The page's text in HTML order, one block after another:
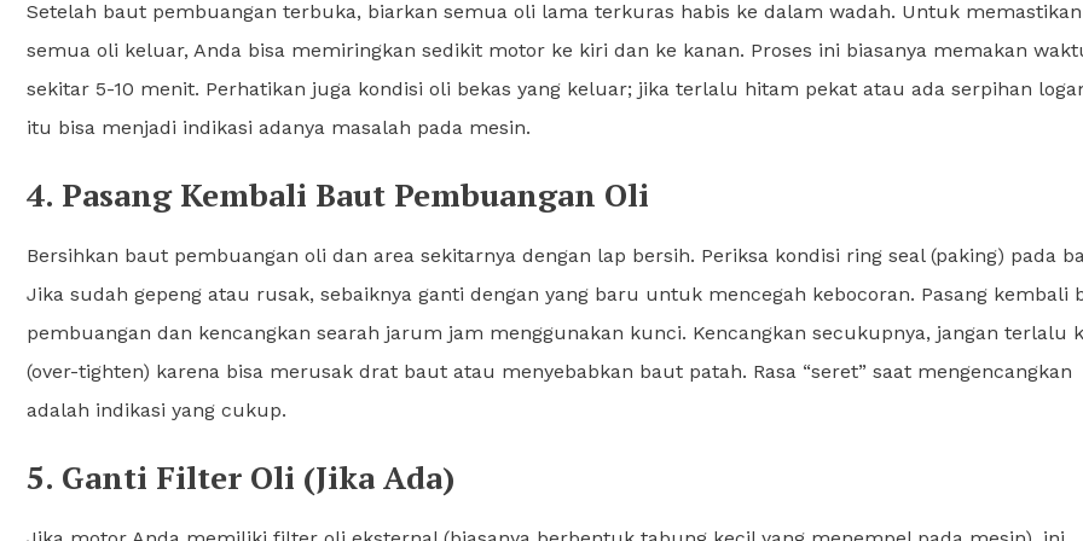
Setelah baut pembuangan terbuka, biarkan semua oli lama terkuras habis ke dalam wadah. Untuk memastikan
semua oli keluar, Anda bisa memiringkan sedikit motor ke kiri dan ke kanan. Proses ini biasanya memakan
sekitar 5-10 menit. Perhatikan juga kondisi oli bekas yang keluar; jika terlalu hitam pekat atau ada serpihan
itu bisa menjadi indikasi adanya masalah pada mesin.
4. Pasang Kembali Baut Pembuangan Oli
Bersihkan baut pembuangan oli dan area sekitarnya dengan lap bersih. Periksa kondisi ring seal (paking) pada
Jika sudah gepeng atau rusak, sebaiknya ganti dengan yang baru untuk mencegah kebocoran. Pasang kembali
pembuangan dan kencangkan searah jarum jam menggunakan kunci. Kencangkan secukupnya, jangan terlalu
(over-tighten) karena bisa merusak drat baut atau menyebabkan baut patah. Rasa “seret” saat mengencangkan
adalah indikasi yang cukup.
5. Ganti Filter Oli (Jika Ada)